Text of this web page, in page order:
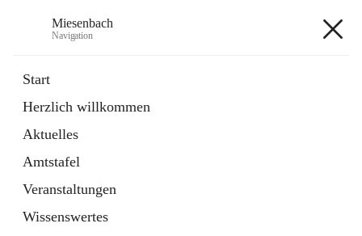
Miesenbach
Navigation
Start
Herzlich willkommen
Aktuelles
Amtstafel
Veranstaltungen
Wissenswertes
Externe Webseite
in
Tab
Region Schneebergland
Externe Webseite
öffnet
in
neuem
Tab